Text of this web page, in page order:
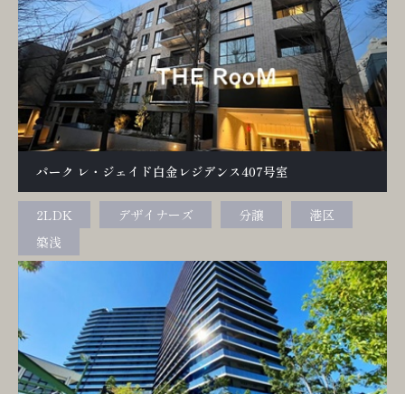
パーク レ・ジェイド白金レジデンス407号室
2LDK デザイナーズ 分譲
港区
築浅